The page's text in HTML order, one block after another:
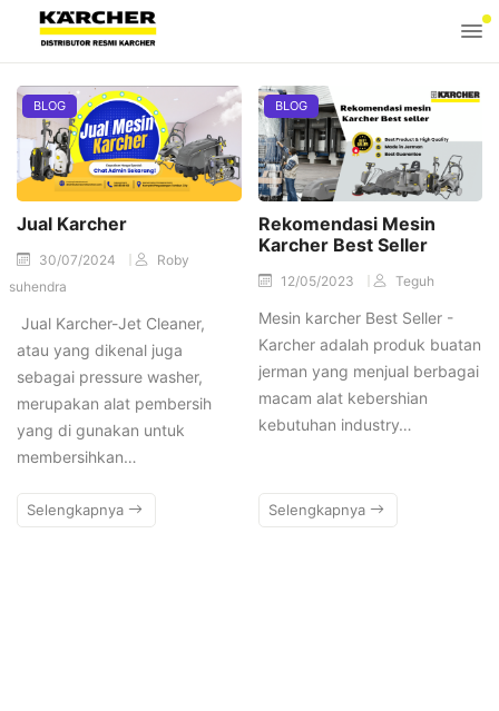
BLOG
Jual Karcher
30/07/2024
Roby
suhendra
Jual Karcher-Jet Cleaner,
atau yang dikenal juga
sebagai pressure washer,
merupakan alat pembersih
yang di gunakan untuk
membersihkan…
Selengkapnya
BLOG
Rekomendasi Mesin
Karcher Best Seller
12/05/2023 Teguh
Mesin karcher Best Seller -
Karcher adalah produk buatan
jerman yang menjual berbagai
macam alat kebershian
kebutuhan industry…
Selengkapnya